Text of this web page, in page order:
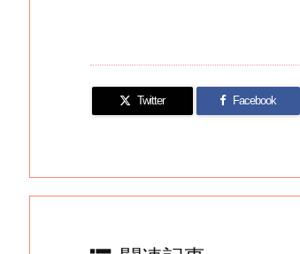
Twitter Facebook